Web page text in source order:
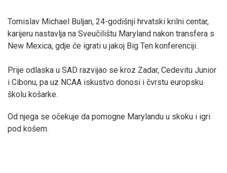
Tomislav Michael Buljan, 24-godišnji hrvatski krilni centar,
karijeru nastavlja na Sveučilištu Maryland nakon transfera s
New Mexica, gdje će igrati u jakoj Big Ten konferenciji.
Prije odlaska u SAD razvijao se kroz Zadar, Cedevitu Junior
i Cibonu, pa uz NCAA iskustvo donosi i čvrstu europsku
školu košarke.
Od njega se očekuje da pomogne Marylandu u skoku i igri
pod košem.